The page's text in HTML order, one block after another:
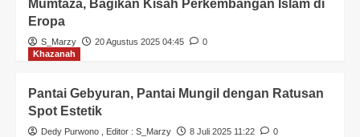
Mumtaza, Bagikan Kisah Perkembangan Islam di
Eropa
S_Marzy 20 Agustus 2025 04:45
0
Khazanah
Pantai Gebyuran, Pantai Mungil dengan Ratusan
Spot Estetik
Dedy Purwono , Editor : S_Marzy 8 Juli 2025 11:22
0